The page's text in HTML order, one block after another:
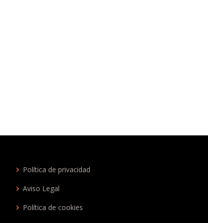
Política de privacidad
Aviso Legal
Política de cookies